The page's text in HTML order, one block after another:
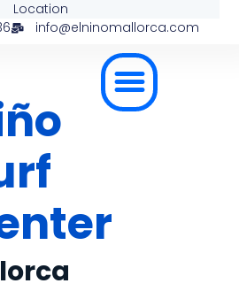
Location
info@elninomallorca.com